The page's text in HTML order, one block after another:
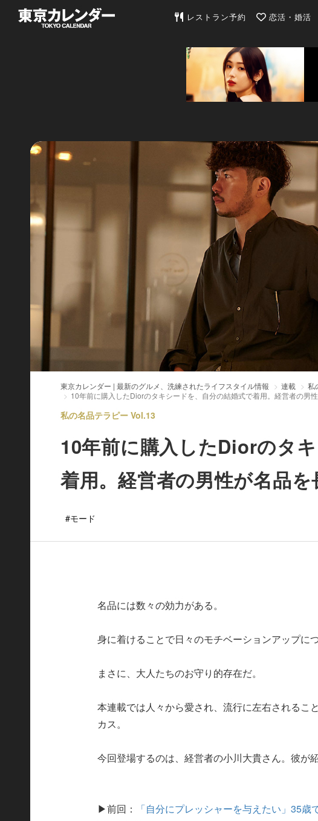
東京カレンダー | 最新のグルメ、
レストラン予約 恋活・婚活
東京カレンダー | 最新のグルメ、洗練されたライフスタイル情報 連載
私
10年前に購入したDiorのタキシードを、自分の結婚式で着用。経営者の男
私の名品テラピー Vol.13
10年前に購入したDiorのタ
着用。経営者の男性が名品
#モード
名品には数々の効力がある。
身に着けることで日々のモチベーションアップ
まさに、大人たちのお守り的存在だ。
本連載では人々から愛され、流行に左右されるこ
カス。
今回登場するのは、経営者の小川大貴さん。彼が
▶前回：
「自分にプレッシャーを与えたい」35